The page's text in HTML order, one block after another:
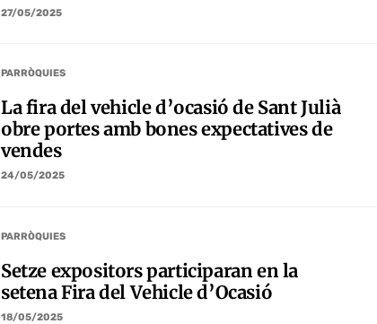
27/05/2025
PARRÒQUIES
La fira del vehicle d’ocasió de Sant Julià
obre portes amb bones expectatives de
vendes
24/05/2025
PARRÒQUIES
Setze expositors participaran en la
setena Fira del Vehicle d’Ocasió
18/05/2025